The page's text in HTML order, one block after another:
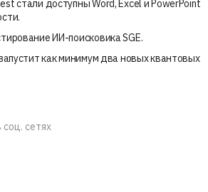
стали доступны Word, Excel и PowerPoint
ИИ-поисковика SGE.
как минимум два новых квантовых
сетях